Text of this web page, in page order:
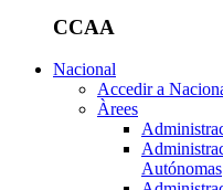
CCAA
Nacional
Accedir a
Àrees
Autónomas